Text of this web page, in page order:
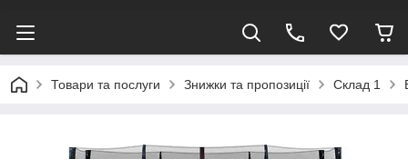
Товари та послуги Знижки та пропозиції Склад 1